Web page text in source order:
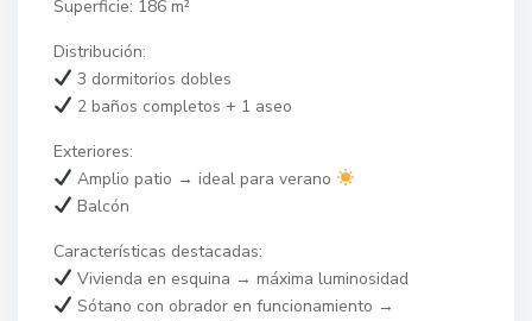
Superficie: 186 m²
Distribución:
3 dormitorios dobles
2 baños completos + 1 aseo
Exteriores:
Amplio patio → ideal para verano
Balcón
Características destacadas:
Vivienda en esquina → máxima luminosidad
Sótano con obrador en funcionamiento →